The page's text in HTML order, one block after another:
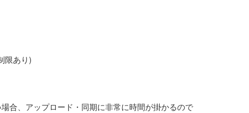
限あり)
合、アップロード・同期に非常に時間が掛かるので